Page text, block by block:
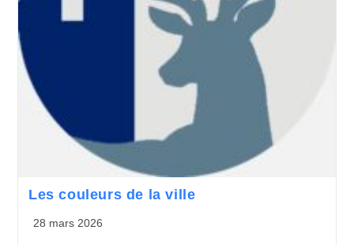
Les couleurs de la ville
28 mars 2026